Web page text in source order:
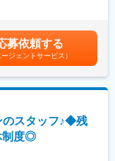
る」というビジョン
を展開しています。
を推進しています。
決済・コミュニケーシ
ーがあります。
り、年齢や役職に関係
る環境です。
活動を通じ、歯科医院
体験の変革を推進して
提案
出
プレゼンテーション
ーアップ
能力に応じて決定■昇
金額であり、選考を通
)は固定手当を含めた表
募依頼する
ージェントサービス）
のスタッフ♪◆残
制度◎